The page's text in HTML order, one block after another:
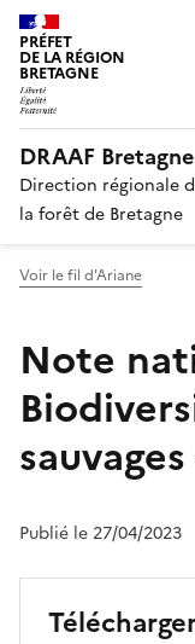
PRÉFET
DE LA RÉGION
BRETAGNE
DRAAF Bretagne
Direction régionale
la forêt de Bretagne
Voir le fil d'Ariane
Note
Publié le 27/04/2023